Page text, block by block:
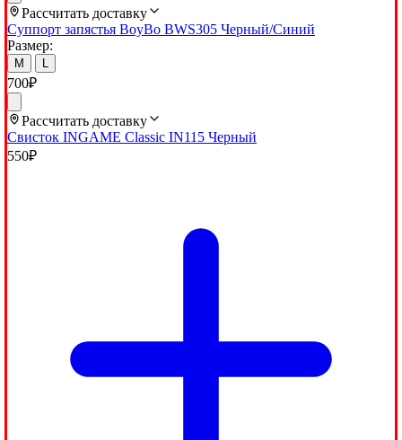
Рассчитать доставку
Суппорт запястья BoyBo BWS305 Черный/Синий
Размер:
M L
700₽
Рассчитать доставку
Свисток INGAME Classic IN115 Черный
550₽